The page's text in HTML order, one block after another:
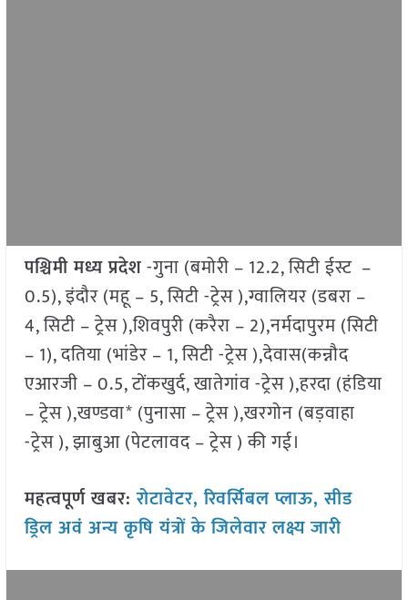
पश्चिमी मध्य प्रदेश-गुना (बमोरी – 12.2, सिटी ईस्ट –
0.5), इंदौर (महू – 5, सिटी -ट्रेस ),ग्वालियर (डबरा –
4, सिटी – ट्रेस ),शिवपुरी (करैरा – 2),नर्मदापुरम (सिटी
– 1), दतिया (भांडेर – 1, सिटी -ट्रेस ),देवास(कन्नौद
एआरजी – 0.5, टोंकखुर्द, खातेगांव -ट्रेस ),हरदा (हंडिया
– ट्रेस ),खण्डवा* (पुनासा – ट्रेस ),खरगोन (बड़वाहा
-ट्रेस ), झाबुआ (पेटलावद – ट्रेस ) की गई।
महत्वपूर्ण खबर:रोटावेटर, रिवर्सिबल प्लाऊ, सीड
ड्रिल अवं अन्य कृषि यंत्रों के जिलेवार लक्ष्य जारी